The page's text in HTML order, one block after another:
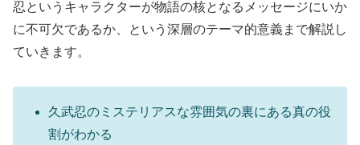
忍というキャラクターが物語の核となるメッセージにいか
に不可欠であるか、という深層のテーマ的意義まで解説し
ていきます。
久武忍のミステリアスな雰囲気の裏にある真の役
割がわかる